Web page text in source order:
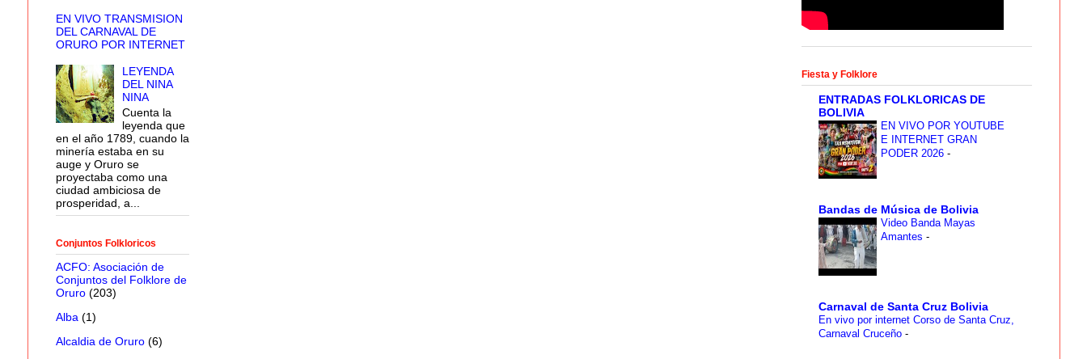
EN VIVO TRANSMISION
DEL CARNAVAL DE
ORURO POR INTERNET
LEYENDA
DEL NINA
NINA
Cuenta la
leyenda que
en el año 1789, cuando la
minería estaba en su
auge y Oruro se
proyectaba como una
ciudad ambiciosa de
prosperidad, a...
Conjuntos Folkloricos
ACFO: Asociación de
Conjuntos del Folklore de
Oruro (203)
Alba (1)
Alcaldia de Oruro (6)
Fiesta y Folklore
ENTRADAS FOLKLORICAS DE
BOLIVIA
EN VIVO POR YOUTUBE
E INTERNET GRAN
PODER 2026 -
Bandas de Música de Bolivia
Video Banda Mayas
Amantes -
Carnaval de Santa Cruz Bolivia
En vivo por internet Corso de Santa Cruz,
Carnaval Cruceño -